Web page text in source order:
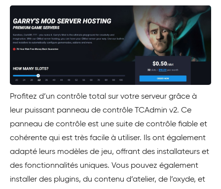
Profitez d’un contrôle total sur votre serveur grâce à
leur puissant panneau de contrôle TCAdmin v2. Ce
panneau de contrôle est une suite de contrôle fiable et
cohérente qui est très facile à utiliser. Ils ont également
adapté leurs modèles de jeu, offrant des installateurs et
des fonctionnalités uniques. Vous pouvez également
installer des plugins, du contenu d’atelier, de l’oxyde, et